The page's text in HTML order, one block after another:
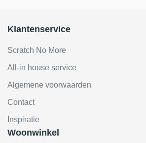
Klantenservice
Scratch No More
All-in house service
Algemene voorwaarden
Contact
Inspiratie
Woonwinkel